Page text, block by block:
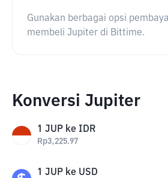
Gunakan berbagai opsi
membeli Jupiter di Bittime.
Konversi Jupiter
1 JUP ke IDR
Rp3,225.97
1 JUP ke USD